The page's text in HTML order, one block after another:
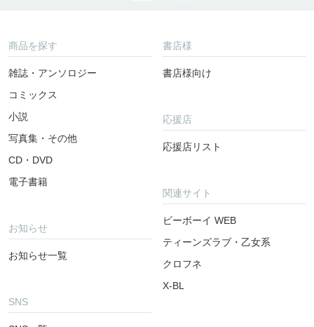
商品を探す
雑誌・アンソロジー
コミックス
小説
写真集・その他
CD・DVD
電子書籍
お知らせ
お知らせ一覧
SNS
書店様
書店様向け
応援店
応援店リスト
関連サイト
ビーボーイ WEB
ティーンズラブ・乙女系
クロフネ
X-BL